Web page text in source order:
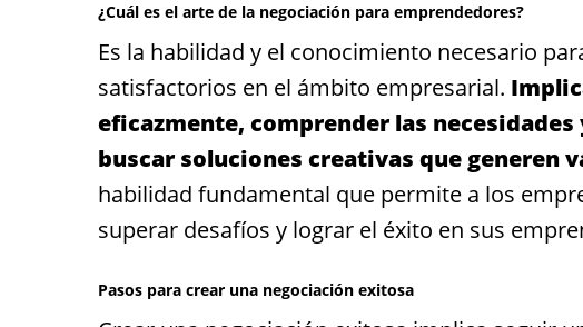
¿Cuál es el arte de la negociación para emprendedores?
Es la habilidad y el conocimiento necesario
satisfactorios en el ámbito empresarial.
eficazmente, comprender las
buscar soluciones creativas que generen
habilidad fundamental que permite a los
superar desafíos y lograr el éxito en sus
Pasos para crear una negociación exitosa